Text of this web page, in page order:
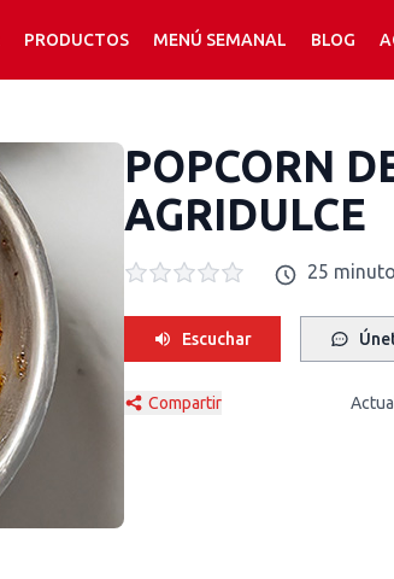
PRODUCTOS MENÚ SEMANAL BLOG
POPCORN
AGRIDULCE
25
Escuchar
Compartir